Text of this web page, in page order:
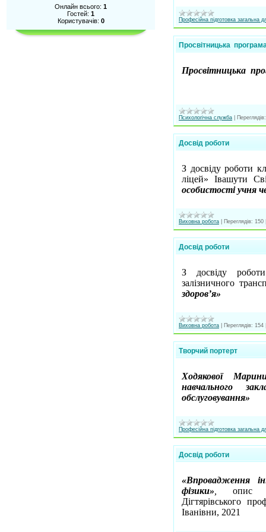
Онлайн всього: 1
Гостей: 1
Користувачів: 0 Професійна підготовка загальна
Просвітницька
Просвітницька
Психологічна служба Переглядів:
Досвід роботи
З досвіду роботи
ліцей» Івашути
особистості учня
Виховна робота Переглядів: 150
Досвід роботи
З досвіду роботи
залізничного
здоров’я»
Виховна робота Переглядів: 154
Творчий портерт
Ходякової
навчального
обслуговування»
Професійна підготовка загальна
Досвід роботи
«Впровадження
фізики»
опис
Дігтярівського
Іванівни, 2021